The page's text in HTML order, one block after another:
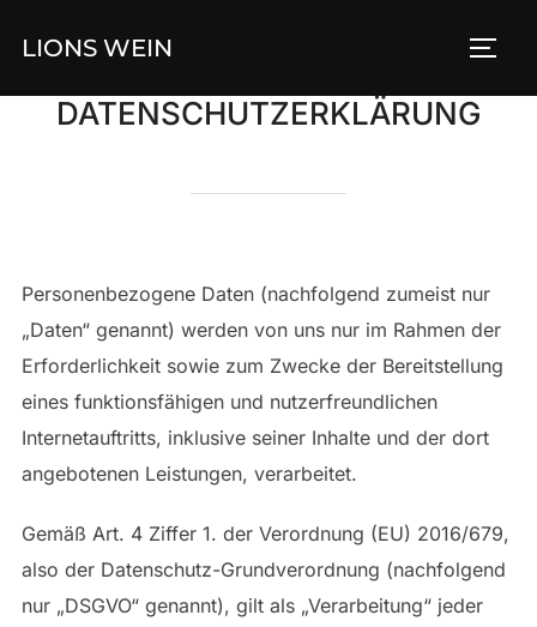
InhaltLIONS WEIN
DATENSCHUTZERKLÄRUNG
Personenbezogene Daten (nachfolgend zumeist nur
„Daten“ genannt) werden von uns nur im Rahmen der
Erforderlichkeit sowie zum Zwecke der Bereitstellung
eines funktionsfähigen und nutzerfreundlichen
Internetauftritts, inklusive seiner Inhalte und der dort
angebotenen Leistungen, verarbeitet.
Gemäß Art. 4 Ziffer 1. der Verordnung (EU) 2016/679,
also der Datenschutz-Grundverordnung (nachfolgend
nur „DSGVO“ genannt), gilt als „Verarbeitung“ jeder